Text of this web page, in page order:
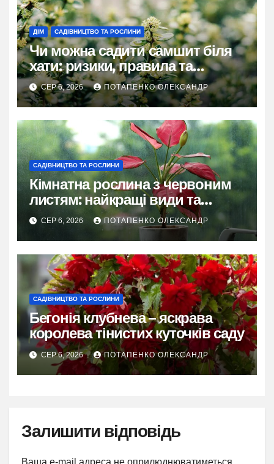
ДІМ САДІВНИЦТВО ТА РОСЛИНИ
Чи можна садити самшит біля
хати: ризики, правила та
практичні рішення
СЕР 6, 2026 ПОТАПЕНКО ОЛЕКСАНДР
САДІВНИЦТВО ТА РОСЛИНИ
Кімнатна рослина з червоним
листям: найкращі види та
секрети догляду
СЕР 6, 2026 ПОТАПЕНКО ОЛЕКСАНДР
САДІВНИЦТВО ТА РОСЛИНИ
Бегонія клубнева – яскрава
королева тінистих куточків саду
СЕР 6, 2026 ПОТАПЕНКО ОЛЕКСАНДР
Залишити відповідь
Ваша e-mail адреса не оприлюднюватиметься.